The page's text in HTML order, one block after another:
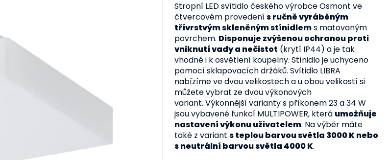
Stropní LED svítidlo českého výrobce Osmont ve
čtvercovém provedenís ručně vyráběným
třívrstvým skleněným stínidlems matovaným
povrchem. Disponuje zvýšenou ochranou proti
vniknutí vady a nečistot (krytí IP44) a je tak
vhodné i k osvětlení koupelny. Stínidlo je uchyceno
pomocí sklapovacích držáků. Svítidlo LIBRA
nabízíme ve dvou velikostech a u obou velikostí si
můžete vybrat ze dvou výkonových
variant. Výkonnější varianty s příkonem 23 a 34 W
jsou vybavené funkcí MULTIPOWER, která umožňuje
nastavení výkonu uživatelem. Na výběr máte
také z variant s teplou barvou světla 3000 K nebo
s neutrální barvou světla 4000 K.